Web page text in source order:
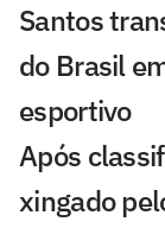
Santos
do Brasil
esportivo
Após
xingado